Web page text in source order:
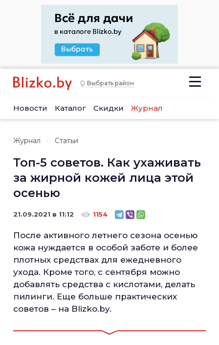
Выбрать район
Новости Каталог Скидки Журнал
Журнал Статьи
Топ-5 советов. Как ухаживать
за жирной кожей лица этой
осенью
21.09.2021 в 11:12 1154
После активного летнего сезона осенью
кожа нуждается в особой заботе и более
плотных средствах для ежедневного
ухода. Кроме того, с сентября можно
добавлять средства с кислотами, делать
пилинги. Еще больше практических
советов – на Blizko.by.